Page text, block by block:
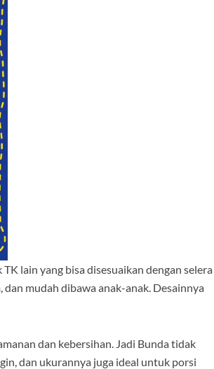
lain yang bisa disesuaikan dengan selera
mudah dibawa anak-anak. Desainnya
dan kebersihan. Jadi Bunda tidak
dan ukurannya juga ideal untuk porsi